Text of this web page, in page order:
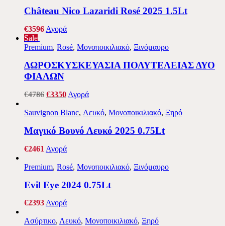
Château Nico Lazaridi Rosé 2025 1.5Lt
€3596 Αγορά
Sale
Premium, Rosé, Μονοποικιλιακό, Ξινόμαυρο
ΔΩΡΟΣΚΥΣΚΕΥΑΣΙΑ ΠΟΛΥΤΕΛΕΙΑΣ ΔΥΟ
ΦΙΑΛΩΝ
€4786 €3350 Αγορά
Sauvignon Blanc, Λευκό, Μονοποικιλιακό, Ξηρό
Μαγικό Βουνό Λευκό 2025 0.75Lt
€2461 Αγορά
Premium, Rosé, Μονοποικιλιακό, Ξινόμαυρο
Evil Eye 2024 0.75Lt
€2393Αγορά
Ασύρτικο, Λευκό, Μονοποικιλιακό, Ξηρό